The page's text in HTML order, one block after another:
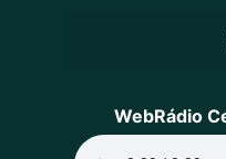
WebRádio